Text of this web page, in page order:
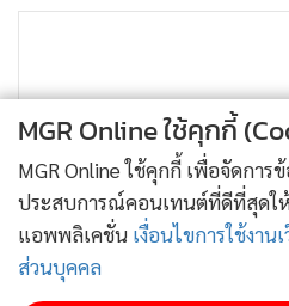
หลัก
MGR Online ใช้คุกกี้
MGR Online ใช้คุกกี้ เพื่อจัดกา
ประสบการณ์คอนเทนต์ที่ดีที่สุดใ
แอพพลิเคชั่น เงื่อนไขการใช้งาน
ส่วนบุคคล